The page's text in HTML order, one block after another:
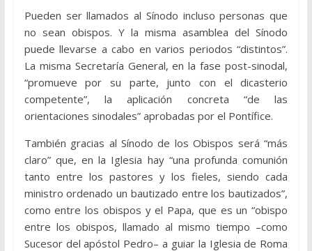
Pueden ser llamados al Sínodo incluso personas que
no sean obispos. Y la misma asamblea del Sínodo
puede llevarse a cabo en varios periodos “distintos”.
La misma Secretaría General, en la fase post-sinodal,
“promueve por su parte, junto con el dicasterio
competente”, la aplicación concreta “de las
orientaciones sinodales” aprobadas por el Pontífice.
También gracias al Sínodo de los Obispos será “más
claro” que, en la Iglesia hay “una profunda comunión
tanto entre los pastores y los fieles, siendo cada
ministro ordenado un bautizado entre los bautizados”,
como entre los obispos y el Papa, que es un “obispo
entre los obispos, llamado al mismo tiempo –como
Sucesor del apóstol Pedro– a guiar la Iglesia de Roma